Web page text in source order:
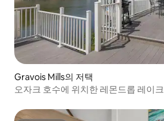
Gravois Mills의 저택
오자크 호수에 위치한 레몬드롭 레이